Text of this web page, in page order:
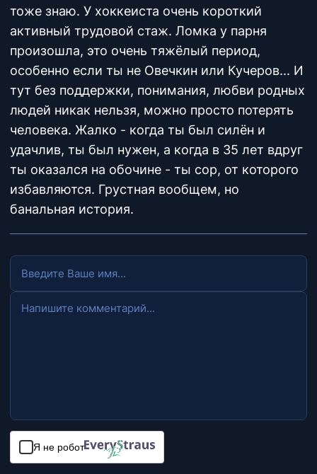
тоже знаю. У хоккеиста очень короткий
активный трудовой стаж. Ломка у парня
произошла, это очень тяжёлый период,
особенно если ты не Овечкин или Кучеров... И
тут без поддержки, понимания, любви родных
людей никак нельзя, можно просто потерять
человека. Жалко - когда ты был силён и
удачлив, ты был нужен, а когда в 35 лет вдруг
ты оказался на обочине - ты сор, от которого
избавляются. Грустная вообщем, но
банальная история.
Я не робот